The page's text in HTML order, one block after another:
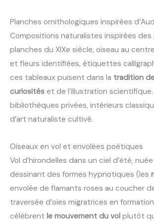
Planches ornithologiques inspirées
Compositions naturalistes inspirées des
planches du XIXe siècle, oiseau au
et fleurs identifiées, étiquettes
ces tableaux puisent dans la tradition
curiosités et de l’illustration
bibliothèques privées, intérieurs
d’art naturaliste cultivé.
Oiseaux en vol et envolées poétiques
Vol d’hirondelles dans un ciel d’été,
dessinant des formes hypnotiques (les
envolée de flamants roses au coucher
traversée d’oies migratrices en
célèbrent le mouvement du vol plutôt